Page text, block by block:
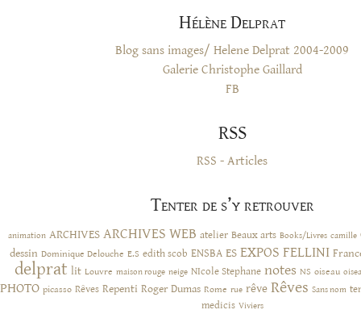
Hélène Delprat
Blog sans images/ Helene Delprat 2004-2009
Galerie Christophe Gaillard
FB
RSS
RSS - Articles
Tenter de s’y retrouver
animation ARCHIVES ARCHIVES WEB atelier Beaux arts Books/Livres camille
dessin Dominique Delouche E.S edith scob ENSBA ES EXPOS FELLINI
delprat lit Louvre maison rouge neige NIcole Stephane notes NS oiseau
PHOTO picasso Rêves Repenti Roger Dumas Rome rue rêve Rêves Sans nom
medicis Viviers